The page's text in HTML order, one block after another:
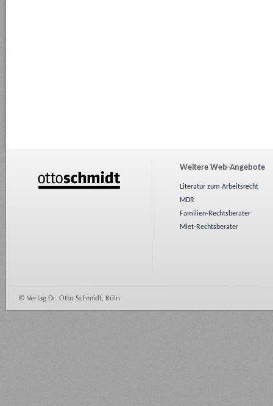
Weitere Web-Angebote
Literatur zum Arbeitsrecht
MDR
Familien-Rechtsberater
Miet-Rechtsberater
© Verlag Dr. Otto Schmidt, Köln